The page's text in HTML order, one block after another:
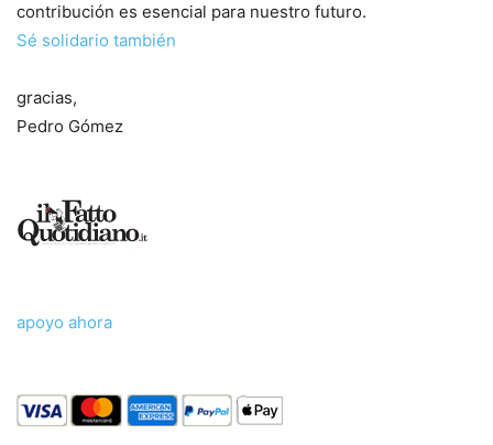
contribución es esencial para nuestro futuro.
Sé solidario también
gracias,
Pedro Gómez
apoyo ahora